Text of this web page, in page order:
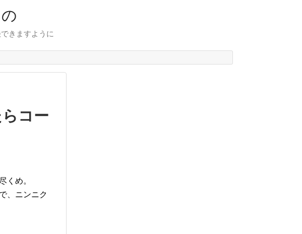
きますように
コー
くめ。
、ニンニク